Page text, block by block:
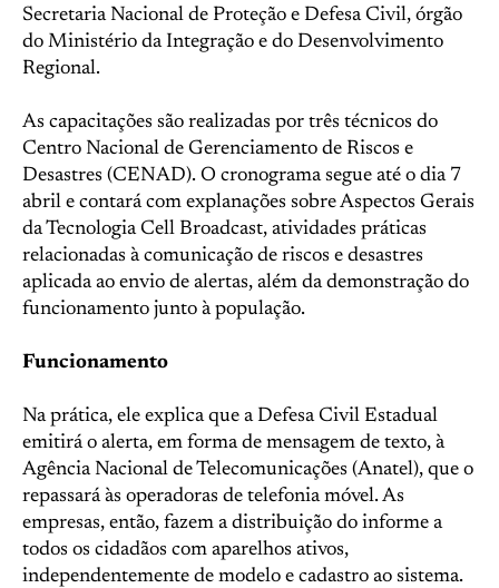
Secretaria Nacional de Proteção e Defesa Civil, órgão
do Ministério da Integração e do Desenvolvimento
Regional.
As capacitações são realizadas por três técnicos do
Centro Nacional de Gerenciamento de Riscos e
Desastres (CENAD). O cronograma segue até o dia 7
abril e contará com explanações sobre Aspectos Gerais
da Tecnologia Cell Broadcast, atividades práticas
relacionadas à comunicação de riscos e desastres
aplicada ao envio de alertas, além da demonstração do
funcionamento junto à população.
Funcionamento
Na prática, ele explica que a Defesa Civil Estadual
emitirá o alerta, em forma de mensagem de texto, à
Agência Nacional de Telecomunicações (Anatel), que o
repassará às operadoras de telefonia móvel. As
empresas, então, fazem a distribuição do informe a
todos os cidadãos com aparelhos ativos,
independentemente de modelo e cadastro ao sistema.